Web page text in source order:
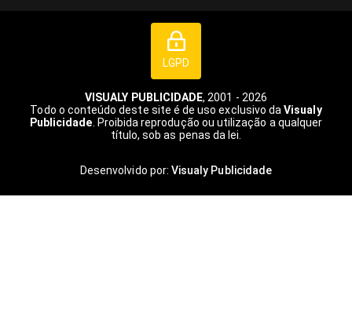
LGPD
VISUALY PUBLICIDADE, 2001 - 2026
Todo o conteúdo deste site é de uso exclusivo daVisualy
Publicidade. Proibida reprodução ou utilização a qualquer
título, sob as penas da lei.
Desenvolvido por: Visualy Publicidade